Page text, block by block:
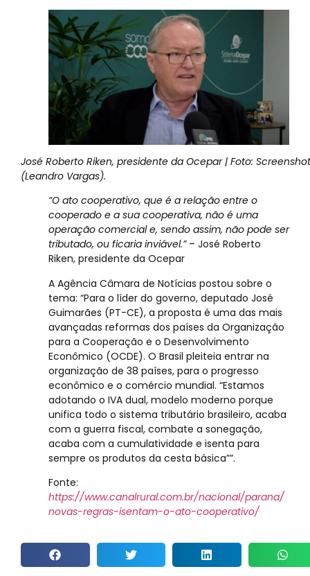
José Roberto Riken, presidente da Ocepar | Foto: Screenshot
(Leandro Vargas).
“O ato cooperativo, que é a relação entre o
cooperado e a sua cooperativa, não é uma
operação comercial e, sendo assim, não pode ser
tributado, ou ficaria inviável.”– José Roberto
Riken, presidente da Ocepar
A Agência Câmara de Notícias postou sobre o
tema: “Para o líder do governo, deputado José
Guimarães (PT-CE), a proposta é uma das mais
avançadas reformas dos países da Organização
para a Cooperação e o Desenvolvimento
Econômico (OCDE). O Brasil pleiteia entrar na
organização de 38 países, para o progresso
econômico e o comércio mundial. “Estamos
adotando o IVA dual, modelo moderno porque
unifica todo o sistema tributário brasileiro, acaba
com a guerra fiscal, combate a sonegação,
acaba com a cumulatividade e isenta para
sempre os produtos da cesta básica””.
Fonte:
https://www.canalrural.com.br/nacional/parana/
novas-regras-isentam-o-ato-cooperativo/